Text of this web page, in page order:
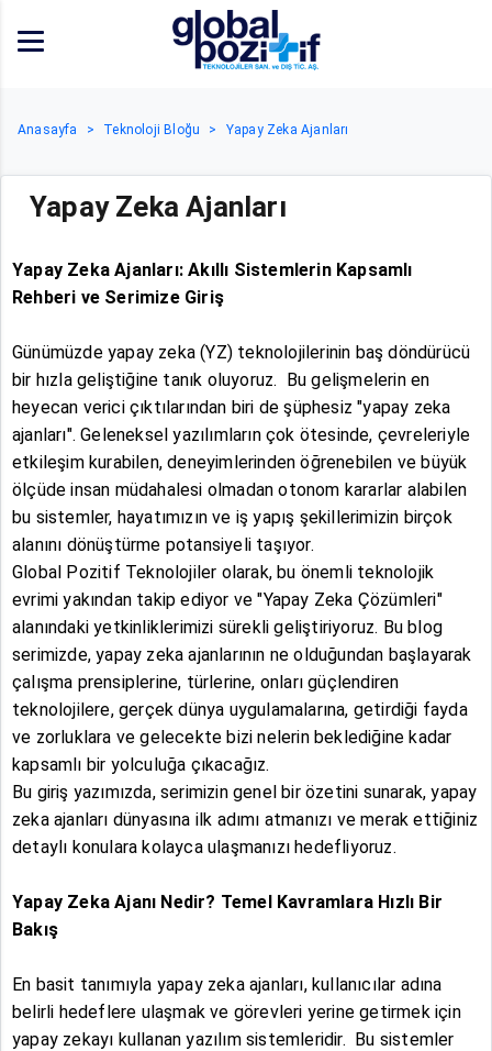
Anasayfa Teknoloji Bloğu Yapay Zeka Ajanları
Yapay Zeka Ajanları
Yapay Zeka Ajanları: Akıllı Sistemlerin Kapsamlı
Rehberi ve Serimize Giriş
Günümüzde yapay zeka (YZ) teknolojilerinin baş döndürücü
bir hızla geliştiğine tanık oluyoruz. Bu gelişmelerin en
heyecan verici çıktılarından biri de şüphesiz "yapay zeka
ajanları". Geleneksel yazılımların çok ötesinde, çevreleriyle
etkileşim kurabilen, deneyimlerinden öğrenebilen ve büyük
ölçüde insan müdahalesi olmadan otonom kararlar alabilen
bu sistemler, hayatımızın ve iş yapış şekillerimizin birçok
alanını dönüştürme potansiyeli taşıyor.
Global Pozitif Teknolojiler olarak, bu önemli teknolojik
evrimi yakından takip ediyor ve "Yapay Zeka Çözümleri"
alanındaki yetkinliklerimizi sürekli geliştiriyoruz. Bu blog
serimizde, yapay zeka ajanlarının ne olduğundan başlayarak
çalışma prensiplerine, türlerine, onları güçlendiren
teknolojilere, gerçek dünya uygulamalarına, getirdiği fayda
ve zorluklara ve gelecekte bizi nelerin beklediğine kadar
kapsamlı bir yolculuğa çıkacağız.
Bu giriş yazımızda, serimizin genel bir özetini sunarak, yapay
zeka ajanları dünyasına ilk adımı atmanızı ve merak ettiğiniz
detaylı konulara kolayca ulaşmanızı hedefliyoruz.
Yapay Zeka Ajanı Nedir? Temel Kavramlara Hızlı Bir
Bakış
En basit tanımıyla yapay zeka ajanları, kullanıcılar adına
belirli hedeflere ulaşmak ve görevleri yerine getirmek için
yapay zekayı kullanan yazılım sistemleridir. Bu sistemler